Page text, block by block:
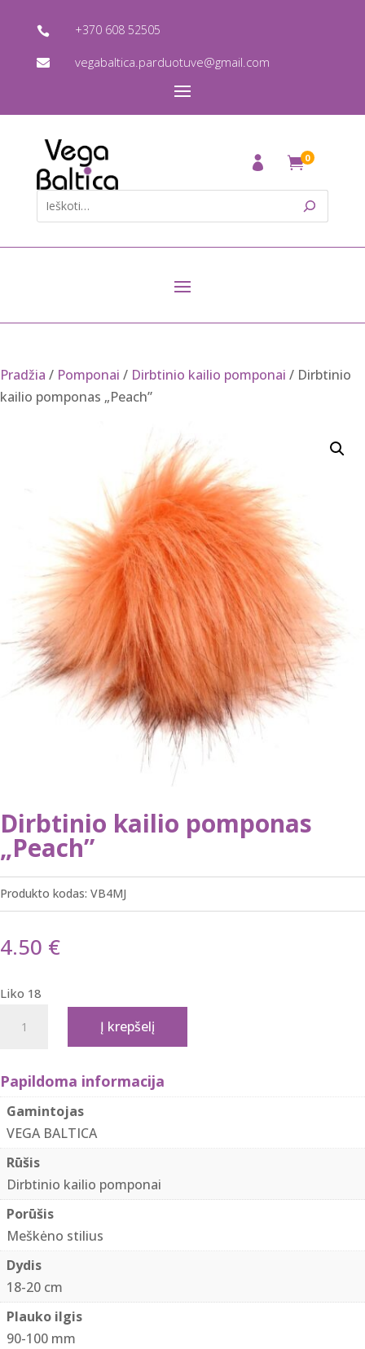
 +370 608 52505
 vegabaltica.parduotuve@gmail.com
0
Pradžia / Pomponai / Dirbtinio kailio pomponai / Dirbtinio
kailio pomponas „Peach”
Dirbtinio kailio pomponas
„Peach”
Produkto kodas: VB4MJ
4.50 €
Liko 18
kiekis:
kailio
pomponas
"Peach"
Į krepšelį
Papildoma informacija
Gamintojas
VEGA BALTICA
Rūšis
Dirbtinio kailio pomponai
Porūšis
Meškėno stilius
Dydis
18-20 cm
Plauko ilgis
90-100 mm